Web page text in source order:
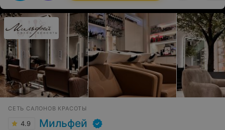
СЕТЬ САЛОНОВ КРАСОТЫ
4.9 Мильфей